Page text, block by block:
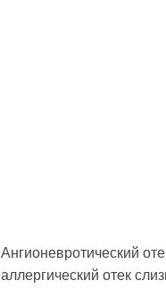
Ангионевротический
аллергический отек